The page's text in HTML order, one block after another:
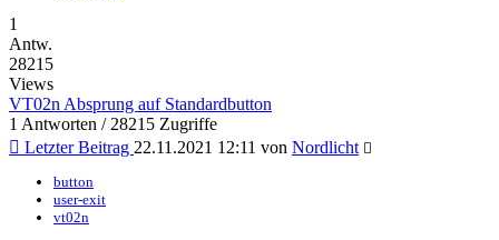
1
Antw.
28215
Views
VT02n Absprung auf Standardbutton
1 Antworten / 28215 Zugriffe
Letzter Beitrag 22.11.2021 12:11 von Nordlicht
button
user-exit
vt02n